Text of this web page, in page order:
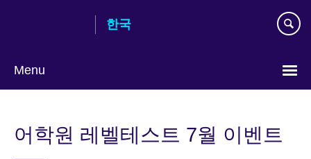
content
한국
Menu
어학원 레벨테스트 7월 이벤트